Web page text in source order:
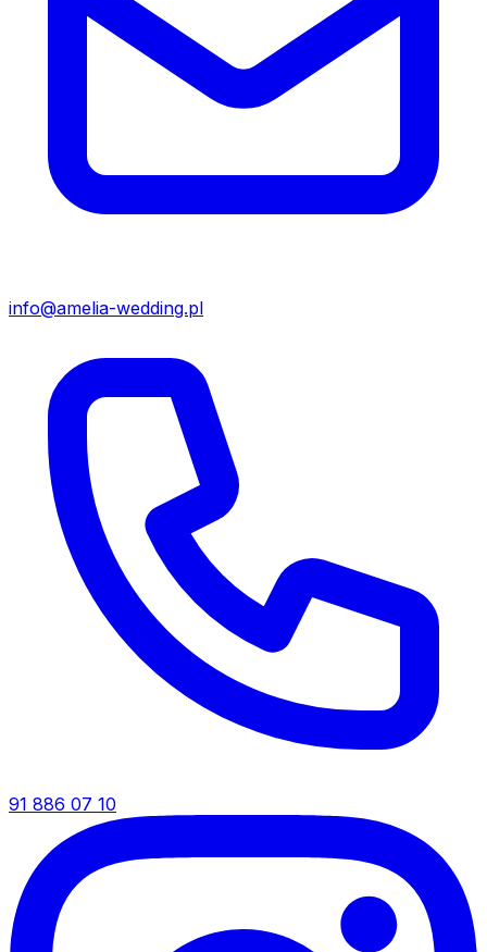
info@amelia-wedding.pl
91 886 07 10